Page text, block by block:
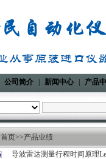
公司简介 新闻中心 产品
首页>>产品业绩
导波雷达测量行程时间原理